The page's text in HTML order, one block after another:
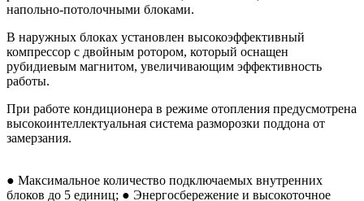
напольно-потолочными блоками.
В наружных блоках установлен высокоэффективный
компрессор с двойным ротором, который оснащен
рубидиевым магнитом, увеличивающим эффективность
работы.
При работе кондиционера в режиме отопления предусмотрена
высокоинтеллектуальная система разморозки поддона от
замерзания.
● Максимальное количество подключаемых внутренних
блоков до 5 единиц; ● Энергосбережение и высокоточное